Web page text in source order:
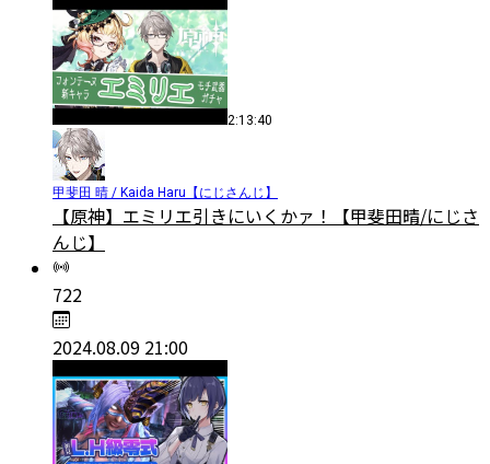
2:13:40
甲斐田 晴 / Kaida Haru【にじさんじ】
【原神】エミリエ引きにいくかァ！【甲斐田晴/にじさ
んじ】
722
2024.08.09 21:00